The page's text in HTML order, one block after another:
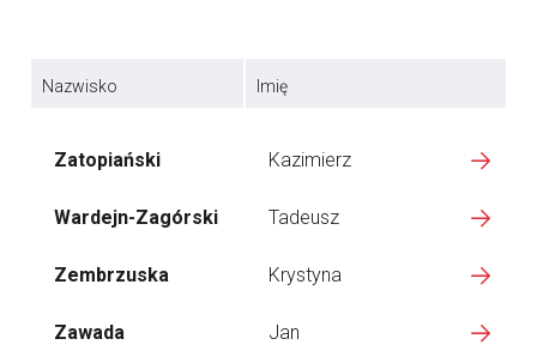
Nazwisko Imię
Zatopiański Kazimierz
Wardejn-Zagórski Tadeusz
Zembrzuska Krystyna
Zawada Jan